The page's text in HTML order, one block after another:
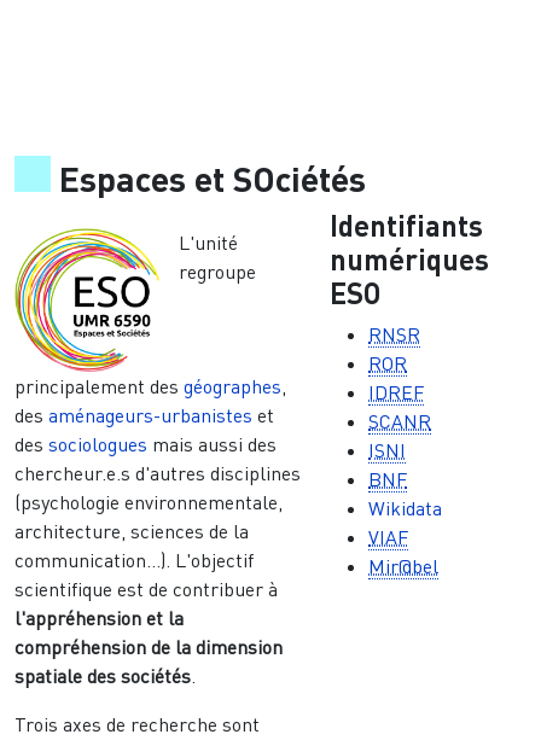
Espaces et SOciétés
L'unité
regroupe
principalement des géographes
des aménageurs-urbanistes et
des sociologues mais aussi des
chercheur.e.s d'autres disciplines
(psychologie environnementale,
architecture, sciences de la
communication...). L'objectif
scientifique est de contribuer à
l'appréhension et la
compréhension de la dimension
spatiale des sociétés
Trois axes de recherche sont
Identifiants
numériques
ESO
RNSR
ROR
IDREF
SCANR
ISNI
BNF
Wikidata
VIAF
Mir@bel